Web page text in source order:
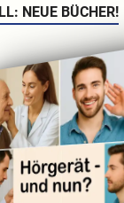
NEUE BÜCHER!